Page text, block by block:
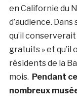
en Californie du
d’audience. Dans
qu’il
gratuits » et
résidents de la
mois. Pendant
nombreux